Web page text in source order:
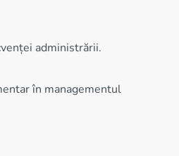
administrării.
în managementul